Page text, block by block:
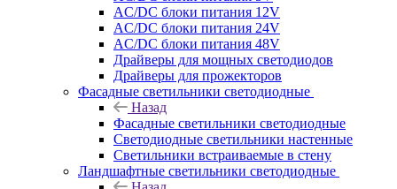
AC/DC блоки питания 12V
AC/DC блоки питания 24V
AC/DC блоки питания 48V
Драйверы для мощных светодиодов
Драйверы для прожекторов
Фасадные светильники светодиодные
Назад
Фасадные светильники светодиодные
Светодиодные светильники настенные
Светильники встраиваемые в стену
Ландшафтные светильники светодиодные